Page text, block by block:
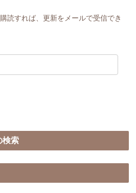
読すれば、更新をメールで受信でき
検索